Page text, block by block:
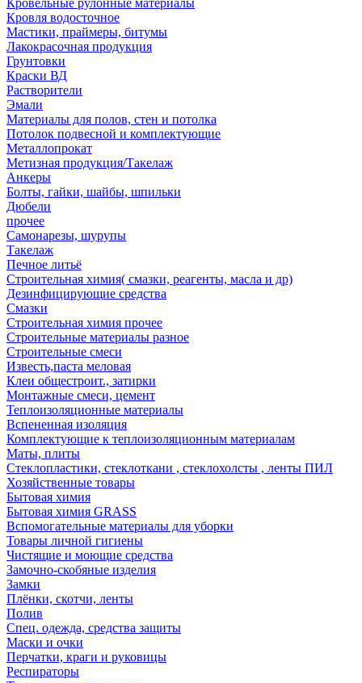
Кровельные рулонные материалы
Кровля водосточное
Мастики, праймеры, битумы
Лакокрасочная продукция
Грунтовки
Краски ВД
Растворители
Эмали
Материалы для полов, стен и потолка
Потолок подвесной и комплектующие
Металлопрокат
Метизная продукция/Такелаж
Анкеры
Болты, гайки, шайбы, шпильки
Дюбели
прочее
Самонарезы, шурупы
Такелаж
Печное литьё
Строительная химия( смазки, реагенты, масла и др)
Дезинфицирующие средства
Смазки
Строительная химия прочее
Строительные материалы разное
Строительные смеси
Известь,паста меловая
Клеи общестроит., затирки
Монтажные смеси, цемент
Теплоизоляционные материалы
Вспененная изоляция
Комплектующие к теплоизоляционным материалам
Маты, плиты
Стеклопластики, стеклоткани , стеклохолсты , ленты ПИЛ
Хозяйственные товары
Бытовая химия
Бытовая химия GRASS
Вспомогательные материалы для уборки
Товары личной гигиены
Чистящие и моющие средства
Замочно-скобяные изделия
Замки
Плёнки, скотчи, ленты
Полив
Спец. одежда, средства защиты
Маски и очки
Перчатки, краги и руковицы
Респираторы